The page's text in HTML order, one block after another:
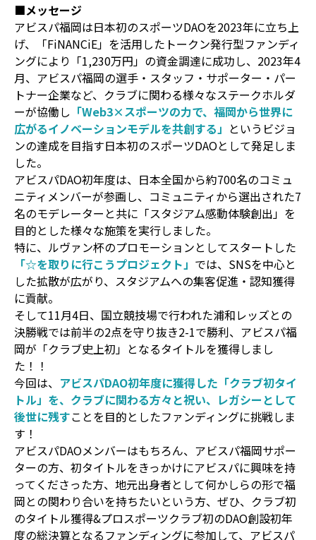
■メッセージ
アビスパ福岡は日本初のスポーツDAOを2023年に立ち上
げ、「FiNANCiE」を活用したトークン発行型ファンディ
ングにより「1,230万円」の資金調達に成功し、2023年4
月、アビスパ福岡の選手・スタッフ・サポーター・パー
トナー企業など、クラブに関わる様々なステークホルダ
ーが協働し 「Web3×スポーツの力で、福岡から世界に
広がるイノベーションモデルを共創する」 というビジョ
ンの達成を目指す日本初のスポーツDAOとして発足しま
した。
アビスパDAO初年度は、日本全国から約700名のコミュ
ニティメンバーが参画し、コミュニティから選出された7
名のモデレーターと共に「スタジアム感動体験創出」を
目的とした様々な施策を実行しました。
特に、ルヴァン杯のプロモーションとしてスタートした
「☆を取りに行こうプロジェクト」 では、SNSを中心と
した拡散が広がり、スタジアムへの集客促進・認知獲得
に貢献。
そして11月4日、国立競技場で行われた浦和レッズとの
決勝戦では前半の2点を守り抜き2-1で勝利、アビスパ福
岡が「クラブ史上初」となるタイトルを獲得しまし
た！！
今回は、 アビスパDAO初年度に獲得した「クラブ初タイ
トル」を、クラブに関わる方々と祝い、レガシーとして
後世に残すことを目的としたファンディングに挑戦しま
す！
アビスパDAOメンバーはもちろん、アビスパ福岡サポー
ターの方、初タイトルをきっかけにアビスパに興味を持
ってくださった方、地元出身者として何かしらの形で福
岡との関わり合いを持ちたいという方、ぜひ、クラブ初
のタイトル獲得&プロスポーツクラブ初のDAO創設初年
度の総決算となるファンディングに参加して、アビスパ